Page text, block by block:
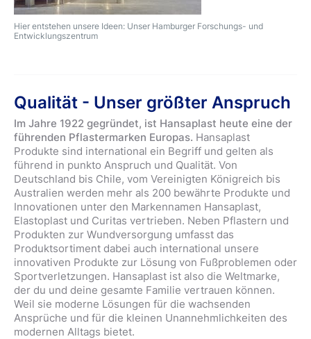
Hier entstehen unsere Ideen: Unser Hamburger Forschungs- und
Entwicklungszentrum
Qualität - Unser größter Anspruch
Im Jahre 1922 gegründet, ist Hansaplast heute eine der
führenden Pflastermarken Europas. Hansaplast
Produkte sind international ein Begriff und gelten als
führend in punkto Anspruch und Qualität. Von
Deutschland bis Chile, vom Vereinigten Königreich bis
Australien werden mehr als 200 bewährte Produkte und
Innovationen unter den Markennamen Hansaplast,
Elastoplast und Curitas vertrieben. Neben Pflastern und
Produkten zur Wundversorgung umfasst das
Produktsortiment dabei auch international unsere
innovativen Produkte zur Lösung von Fußproblemen oder
Sportverletzungen. Hansaplast ist also die Weltmarke,
der du und deine gesamte Familie vertrauen können.
Weil sie moderne Lösungen für die wachsenden
Ansprüche und für die kleinen Unannehmlichkeiten des
modernen Alltags bietet.